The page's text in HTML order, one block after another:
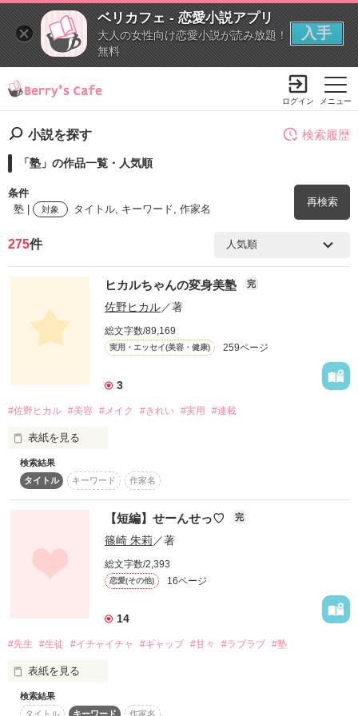
ベリカフェ - 恋愛小説アプリ
大人の女性向け恋愛小説が読み放題！
無料
入手
メニュー
ログイン
小説を探す
「塾」の作品一覧・人気順
条件
塾 |
対象 タイトル, キーワード, 作家名
再検索
検索ワード
ステータス 全て 完結
長編
作品の長さについて
超短編！フェチから始まる溺愛コンテスト
検索履歴
275件
ヒカルちゃんの変身美塾 完
佐野ヒカル／著
総文字数/89,169
実用・エッセイ(美容・健康) 259ページ
3
#佐野ヒカル #美容 #メイク #きれい #実用 #連載
表紙を見る
「ヒルナンデス！」や「にじいろジーン」に出演し、
独特の妖精キャラで人気急上昇中の
ビューティー総合研究家・佐野ヒカルさんに、
簡単＆手軽にキレイになれる方法をわかりやすく教えていただ
しかも、道具はすべて100円ショップで購入可能！
気になるスキンケアやメイクはもちろん、
ボディケア、ヘアケアなどなど、
女性必見の連載です！
検索結果
タイトル
キーワード 作家名
【短編】せーんせっ♡ 完
篠崎 朱莉 ／著
総文字数/2,393
恋愛(その他) 16ページ
14
#先生 #生徒 #イチャイチャ #ギャップ #甘々 #ラブラブ #塾
表紙を見る
「…長井さん、離してください」
検索結果
タイトル
キーワード 作家名